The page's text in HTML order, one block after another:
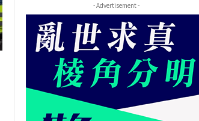
- Advertisement -